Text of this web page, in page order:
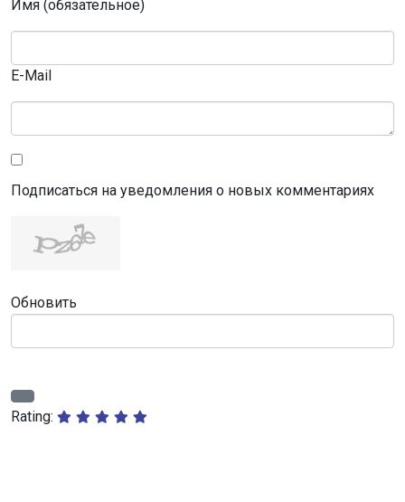
Имя (обязательное)
E-Mail
Подписаться на уведомления о новых комментариях
Обновить
Rating: